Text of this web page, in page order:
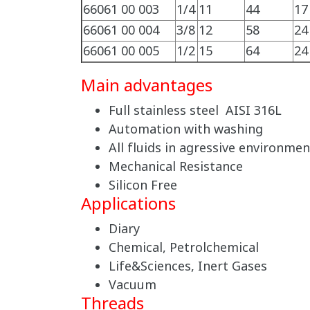
66061 00 003
1/4 11 44 17
66061 00 004
3/8 12 58 24
66061 00 005
1/2 15 64 24
Main advantages
Full stainless steel AISI 316L
Automation with washing
All fluids in agressive
Mechanical Resistance
Silicon Free
Applications
Diary
Chemical, Petrolchemical
Life&Sciences, Inert Gases
Vacuum
Threads